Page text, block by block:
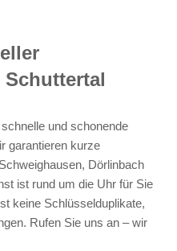
und schonende
garantieren kurze
Dörlinbach
ist rund um die Uhr für Sie
keine Schlüsselduplikate,
Rufen Sie uns an – wir